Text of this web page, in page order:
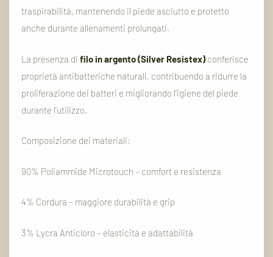
traspirabilità, mantenendo il piede asciutto e protetto
anche durante allenamenti prolungati.
La presenza di filoinargento (Silver Resistex) conferisce
proprietà antibatteriche naturali, contribuendo a ridurre la
proliferazione dei batteri e migliorando l’igiene del piede
durante l’utilizzo.
Composizione dei materiali:
90% Poliammide Microtouch – comfort e resistenza
4% Cordura – maggiore durabilità e grip
3% Lycra Anticloro – elasticità e adattabilità